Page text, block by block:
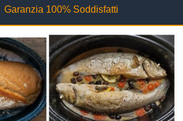
Garanzia 100% Soddisfatti